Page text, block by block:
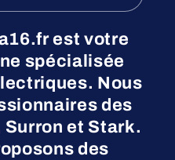
est votre
spécialisée
Nous
des
et Stark.
des